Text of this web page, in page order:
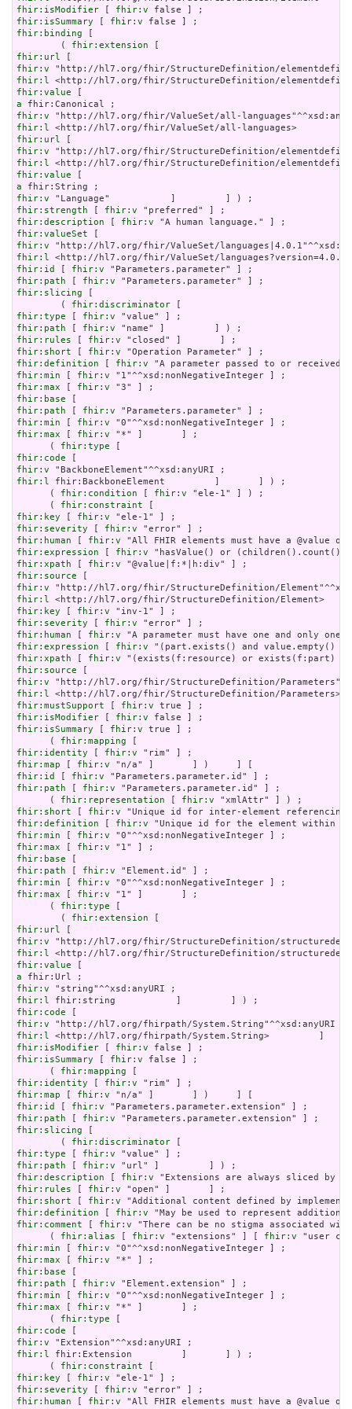
fhir:isModifier [ fhir:v
fhir:isSummary [ fhir:v
fhir:binding [
        (
fhir:extension
fhir:url
fhir:v
fhir:l
fhir:value
a
fhir:v
fhir:l
fhir:url
fhir:v
fhir:l
fhir:value
a
fhir:v
fhir:strength [ fhir:v
fhir:description [ fhir:v
fhir:valueSet
fhir:v
fhir:l
fhir:id
[ fhir:v
fhir:path [ fhir:v
fhir:slicing [
        (
fhir:discriminator
fhir:type [ fhir:v
fhir:path [ fhir:v
fhir:rules [ fhir:v
fhir:short [ fhir:v
fhir:definition [ fhir:v
fhir:min [ fhir:v
fhir:max [ fhir:v
fhir:base
fhir:path [ fhir:v
fhir:min [ fhir:v
fhir:max [ fhir:v "*" ]       ] ;
      (
fhir:type
fhir:code
fhir:v
fhir:l fhir:BackboneElement         ]       ] ) ;
      (
fhir:condition [ fhir:v "ele-1" ] ) ;
      (
fhir:constraint
fhir:key [ fhir:v
fhir:severity [ fhir:v
fhir:human [ fhir:v
fhir:expression [ fhir:v
fhir:xpath [ fhir:v
fhir:source
fhir:v
fhir:l
fhir:key [ fhir:v
fhir:severity [ fhir:v
fhir:human [ fhir:v
fhir:expression [ fhir:v
fhir:xpath [ fhir:v
fhir:source
fhir:v
fhir:l
fhir:mustSupport [ fhir:v
fhir:isModifier [ fhir:v
fhir:isSummary [ fhir:v true ] ;
      (
fhir:mapping
fhir:identity [ fhir:v
fhir:map [ fhir:v
fhir:id
[ fhir:v
fhir:path [ fhir:v "Parameters.parameter.id" ] ;
      (
fhir:representation [ fhir:v
fhir:short [ fhir:v
fhir:definition [ fhir:v
fhir:min [ fhir:v
fhir:max [ fhir:v
fhir:base
fhir:path [ fhir:v
fhir:min [ fhir:v
fhir:max [ fhir:v "1" ]       ] ;
      (
fhir:type [
        (
fhir:extension
fhir:url
fhir:v
fhir:l
fhir:value
a
fhir:v
fhir:l
fhir:code
fhir:v
fhir:l
fhir:isModifier [ fhir:v
fhir:isSummary [ fhir:v false ] ;
      (
fhir:mapping
fhir:identity [ fhir:v
fhir:map [ fhir:v
fhir:id
[ fhir:v
fhir:path [ fhir:v
fhir:slicing [
        (
fhir:discriminator
fhir:type [ fhir:v
fhir:path [ fhir:v
fhir:description [ fhir:v
fhir:rules [ fhir:v
fhir:short [ fhir:v
fhir:definition [ fhir:v
fhir:comment [ fhir:v "There can be no stigma associated
      (
fhir:alias [ fhir:v "extensions" ] [ fhir:v
fhir:min [ fhir:v
fhir:max [ fhir:v
fhir:base
fhir:path [ fhir:v
fhir:min [ fhir:v
fhir:max [ fhir:v "*" ]       ] ;
      (
fhir:type
fhir:code
fhir:v
fhir:l fhir:Extension         ]       ] ) ;
      (
fhir:constraint
fhir:key [ fhir:v
fhir:severity [ fhir:v
fhir:human [ fhir:v